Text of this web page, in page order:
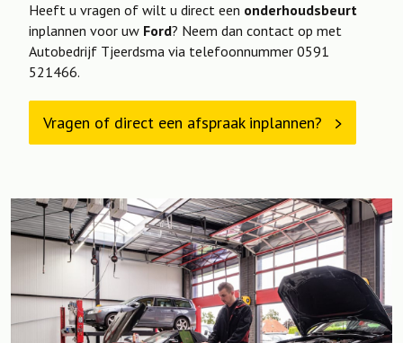
Heeft u vragen of wilt u direct een onderhoudsbeurt
inplannen voor uw Ford? Neem dan contact op met
Autobedrijf Tjeerdsma via telefoonnummer 0591
521466.
Vragen of direct een afspraak inplannen?